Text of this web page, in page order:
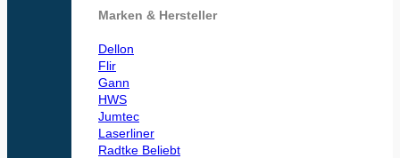
Marken & Hersteller
Dellon
Flir
Gann
HWS
Jumtec
Laserliner
Radtke